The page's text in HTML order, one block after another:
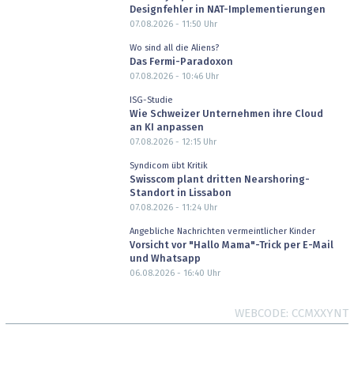
Designfehler in NAT-Implementierungen
07.08.2026 - 11:50 Uhr
Wo sind all die Aliens?
Das Fermi-Paradoxon
07.08.2026 - 10:46Uhr
ISG-Studie
Wie Schweizer Unternehmen ihre Cloud
an KI anpassen
07.08.2026 - 12:15Uhr
Syndicom übt Kritik
Swisscom plant dritten Nearshoring-
Standort in Lissabon
07.08.2026 - 11:24Uhr
Angebliche Nachrichten vermeintlicher Kinder
Vorsicht vor "Hallo Mama"-Trick per E-Mail
und Whatsapp
06.08.2026 - 16:40 Uhr
WEBCODE CCMXXYNT